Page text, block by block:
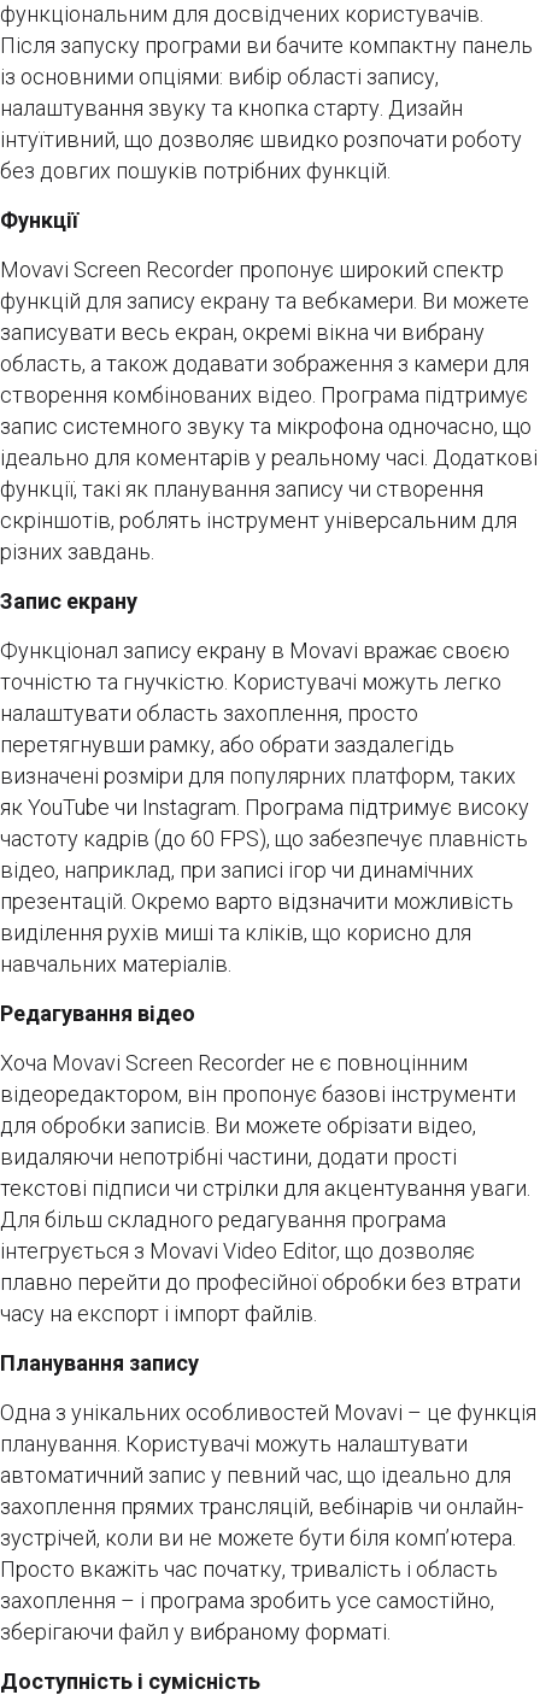
функціональним для досвідчених користувачів.
Після запуску програми ви бачите компактну панель
із основними опціями: вибір області запису,
налаштування звуку та кнопка старту. Дизайн
інтуїтивний, що дозволяє швидко розпочати роботу
без довгих пошуків потрібних функцій.
Функції
Movavi Screen Recorder пропонує широкий спектр
функцій для запису екрану та вебкамери. Ви можете
записувати весь екран, окремі вікна чи вибрану
область, а також додавати зображення з камери для
створення комбінованих відео. Програма підтримує
запис системного звуку та мікрофона одночасно, що
ідеально для коментарів у реальному часі. Додаткові
функції, такі як планування запису чи створення
скріншотів, роблять інструмент універсальним для
різних завдань.
Запис екрану
Функціонал запису екрану в Movavi вражає своєю
точністю та гнучкістю. Користувачі можуть легко
налаштувати область захоплення, просто
перетягнувши рамку, або обрати заздалегідь
визначені розміри для популярних платформ, таких
як YouTube чи Instagram. Програма підтримує високу
частоту кадрів (до 60 FPS), що забезпечує плавність
відео, наприклад, при записі ігор чи динамічних
презентацій. Окремо варто відзначити можливість
виділення рухів миші та кліків, що корисно для
навчальних матеріалів.
Редагування відео
Хоча Movavi Screen Recorder не є повноцінним
відеоредактором, він пропонує базові інструменти
для обробки записів. Ви можете обрізати відео,
видаляючи непотрібні частини, додати прості
текстові підписи чи стрілки для акцентування уваги.
Для більш складного редагування програма
інтегрується з Movavi Video Editor, що дозволяє
плавно перейти до професійної обробки без втрати
часу на експорт і імпорт файлів.
Планування запису
Одна з унікальних особливостей Movavi – це функція
планування. Користувачі можуть налаштувати
автоматичний запис у певний час, що ідеально для
захоплення прямих трансляцій, вебінарів чи онлайн-
зустрічей, коли ви не можете бути біля комп’ютера.
Просто вкажіть час початку, тривалість і область
захоплення – і програма зробить усе самостійно,
зберігаючи файл у вибраному форматі.
Доступність і сумісність